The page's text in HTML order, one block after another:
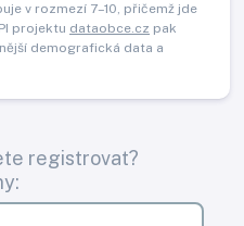
v rozmezí 7–10, přičemž jde
projektu dataobce.cz pak
demografická data a
registrovat?